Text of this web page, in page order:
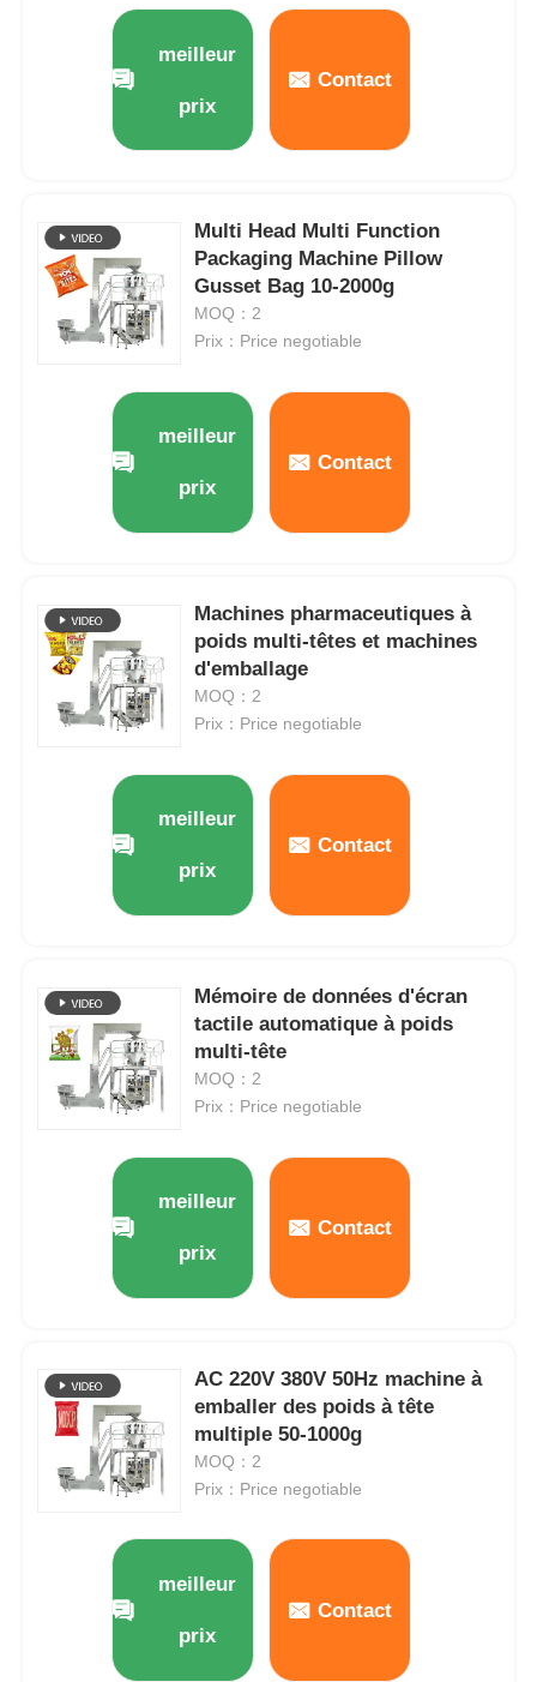
meilleur
prix
Contact
Multi Head Multi Function
Packaging Machine Pillow
Gusset Bag 10-2000g
MOQ：2
Prix：Price negotiable
meilleur
prix
Contact
Machines pharmaceutiques à
poids multi-têtes et machines
d'emballage
MOQ：2
Prix：Price negotiable
meilleur
prix
Contact
Mémoire de données d'écran
tactile automatique à poids
multi-tête
MOQ：2
Prix：Price negotiable
meilleur
prix
Contact
AC 220V 380V 50Hz machine à
emballer des poids à tête
multiple 50-1000g
MOQ：2
Prix：Price negotiable
meilleur
prix
Contact